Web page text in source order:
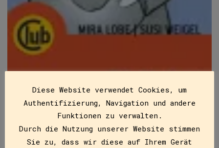
Diese Website verwendet Cookies, um
Authentifizierung, Navigation und andere
Funktionen zu verwalten.
Durch die Nutzung unserer Website stimmen
Sie zu, dass wir diese auf Ihrem Gerät